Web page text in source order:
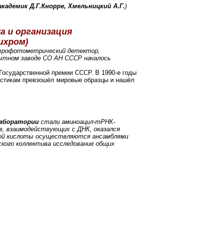
Д.Г.Кнорре, Хмельницкий А.Г.)
и организация
детектор,
заводе СО АН СССР началось
премии СССР. В 1990-е годы
превзошёл мировые образцы и нашёл
стали аминоацил-тРНК-
взаимодействующих с ДНК, оказался
кислоты осуществляются ансамблями
коллектива исследование общих